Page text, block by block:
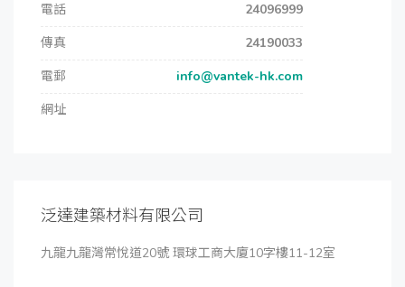
電話
24096999
傳真
24190033
電郵
info@vantek-hk.com
網址
泛達建築材料有限公司
九龍九龍灣常悅道20號 環球工商大廈10字樓11-12室